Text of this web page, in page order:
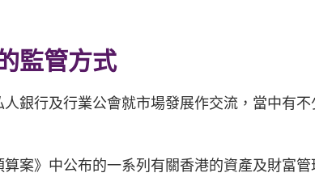
監管方式
銀行及行業公會就市場發展作交流，當中有不
案》中公布的一系列有關香港的資產及財富管